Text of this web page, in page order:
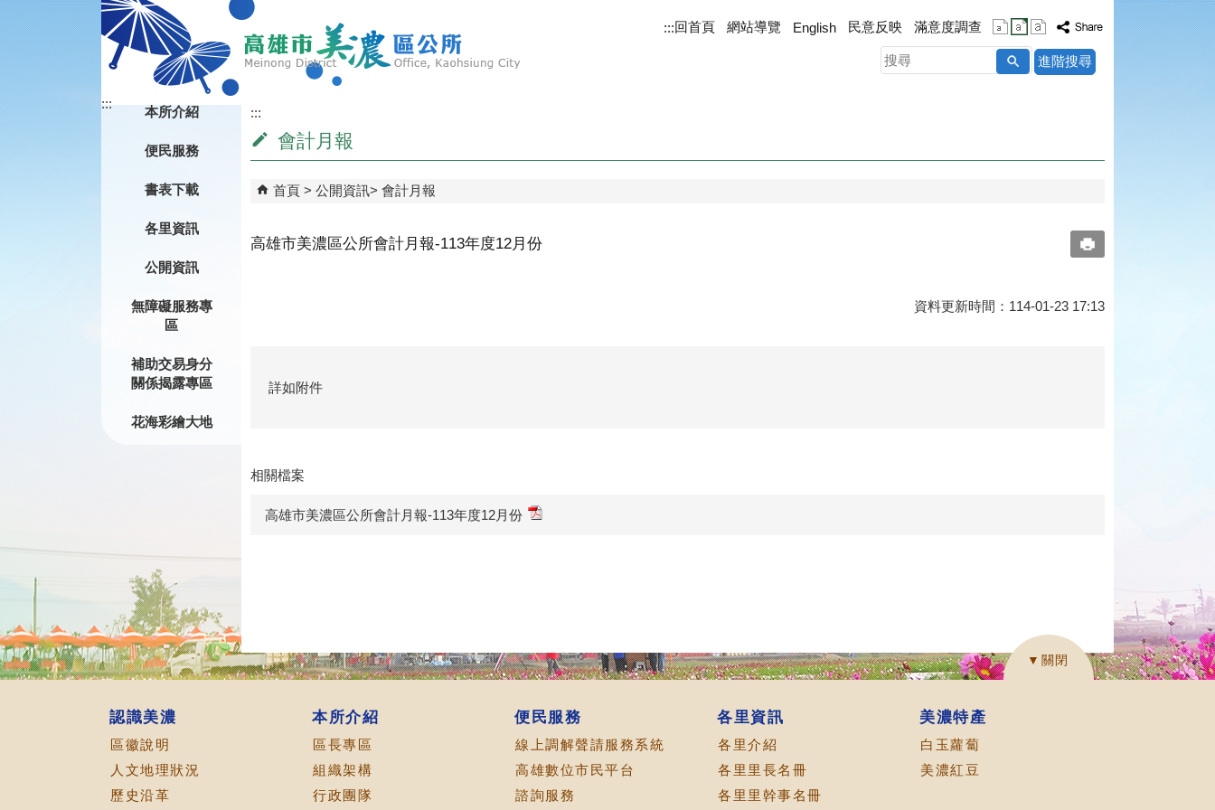
跳到主要內容區塊
:::回首頁 網站導覽 English 民意反映 滿意度調查
搜
尋
進階搜尋
:::
本所介紹
便民服務
書表下載
各里資訊
公開資訊
無障礙服務專
區
補助交易身分
關係揭露專區
花海彩繪大地
:::
會計月報
首頁 公開資訊 會計月報
高雄市美濃區公所會計月報-113年度12月份
資料更新時間：114-01-23 17:13
詳如附件
相關檔案
高雄市美濃區公所會計月報-113年度12月份
▼關閉
認識美濃
區徽說明
人文地理狀況
歷史沿革
本所介紹
區長專區
組織架構
行政團隊
便民服務
線上調解聲請服務系統
高雄數位市民平台
諮詢服務
各里資訊
各里介紹
各里里長名冊
各里里幹事名冊
美濃特產
白玉蘿蔔
美濃紅豆